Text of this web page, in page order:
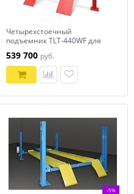
Четырехстоечный
подъемник TLT-440WF для
539 700 руб.
-5%